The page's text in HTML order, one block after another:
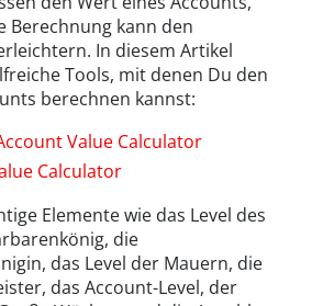
Berechnung kann den
In diesem Artikel
Tools, mit denen Du den
berechnen kannst:
Value Calculator
Calculator
Elemente wie das Level des
die
das Level der Mauern, die
das Account-Level, der